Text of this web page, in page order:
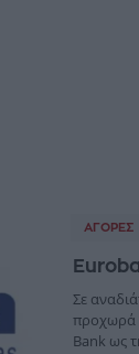
ΑΓΟΡΈΣ
Σε
προχωρά
Bank ως